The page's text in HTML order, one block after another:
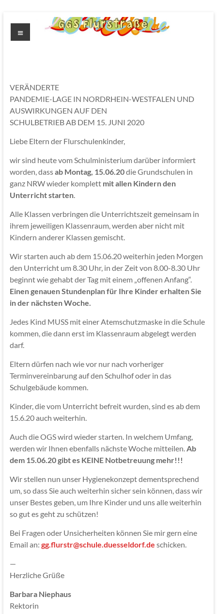
Inhalt
springen
Menü
VERÄNDERTE
PANDEMIE-LAGE IN NORDRHEIN-WESTFALEN UND
AUSWIRKUNGEN AUF DEN
SCHULBETRIEB AB DEM 15. JUNI 2020
Liebe Eltern der Flurschulenkinder,
wir sind heute vom Schulministerium darüber informiert
worden, dassab Montag, 15.06.20die Grundschulen in
ganz NRW wieder komplett mit allen Kindern den
Unterricht starten.
Alle Klassen verbringen die Unterrichtszeit gemeinsam in
ihrem jeweiligen Klassenraum, werden aber nicht mit
Kindern anderer Klassen gemischt.
Wir starten auch ab dem 15.06.20 weiterhin jeden Morgen
den Unterricht um 8.30 Uhr, in der Zeit von 8.00-8.30 Uhr
beginnt wie gehabt der Tag mit einem „offenen Anfang“.
Einen genauen Stundenplan für Ihre Kinder erhalten Sie
in der nächsten Woche.
Jedes Kind MUSS mit einer Atemschutzmaske in die Schule
kommen, die dann erst im Klassenraum abgelegt werden
darf.
Eltern dürfen nach wie vor nur nach vorheriger
Terminvereinbarung auf den Schulhof oder in das
Schulgebäude kommen.
Kinder, die vom Unterricht befreit wurden, sind es ab dem
15.6.20 auch weiterhin.
Auch die OGS wird wieder starten. In welchem Umfang,
werden wir Ihnen ebenfalls nächste Woche mitteilen. Ab
dem 15.06.20 gibt es KEINE Notbetreuung mehr!!!
Wir stellen nun unser Hygienekonzept dementsprechend
um, so dass Sie auch weiterhin sicher sein können, dass wir
unser Bestes geben, um Ihre Kinder und uns alle weiterhin
so gut es geht zu schützen!
Bei Fragen oder Unsicherheiten können Sie mir gern eine
Email an: gg.flurstr@schule.duesseldorf.de schicken.
—
Herzliche Grüße
Barbara Niephaus
Rektorin